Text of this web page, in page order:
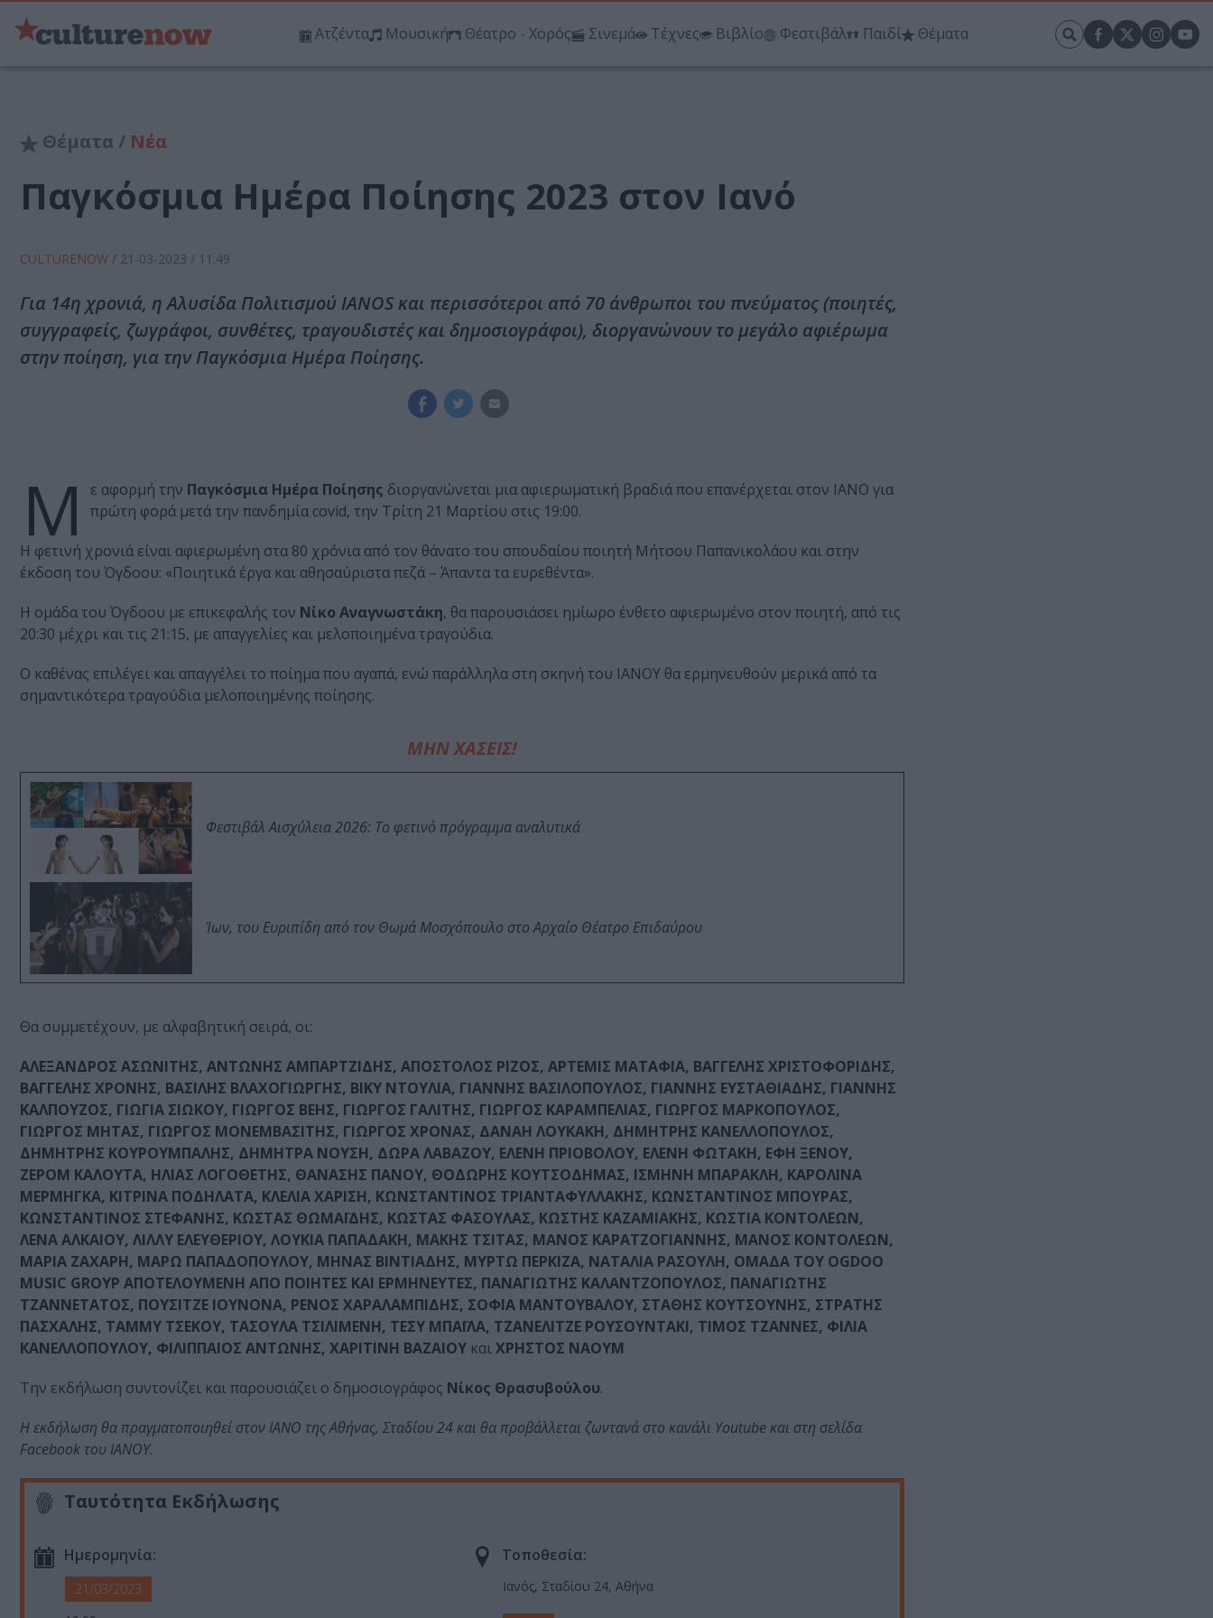
Ατζέντα Μουσική Θέατρο - Χορός Σινεμά Τέχνες Βιβλίο Φεστιβάλ Παιδί Θέματα
Θέματα / Νέα
Παγκόσμια Ημέρα Ποίησης 2023 στον Ιανό
CULTURENOW / 21-03-2023 / 11:49
Για 14η χρονιά, η Αλυσίδα Πολιτισμού IANOS και περισσότεροι από 70 άνθρωποι του πνεύματος (ποιητές,
συγγραφείς, ζωγράφοι, συνθέτες, τραγουδιστές και δημοσιογράφοι), διοργανώνουν το μεγάλο αφιέρωμα
στην ποίηση, για την Παγκόσμια Ημέρα Ποίησης.
Μ ε αφορμή την Παγκόσμια Ημέρα Ποίησης διοργανώνεται μια αφιερωματική βραδιά που επανέρχεται στον ΙΑΝΟ για
πρώτη φορά μετά την πανδημία covid, την Τρίτη 21 Μαρτίου στις 19:00.
Η φετινή χρονιά είναι αφιερωμένη στα 80 χρόνια από τον θάνατο του σπουδαίου ποιητή Μήτσου Παπανικολάου και στην
έκδοση του Όγδοου: «Ποιητικά έργα και αθησαύριστα πεζά – Άπαντα τα ευρεθέντα».
Η ομάδα του Όγδοου με επικεφαλής τον Νίκο Αναγνωστάκη, θα παρουσιάσει ημίωρο ένθετο αφιερωμένο στον ποιητή, από τις
20:30 μέχρι και τις 21:15, με απαγγελίες και μελοποιημένα τραγούδια.
Ο καθένας επιλέγει και απαγγέλει το ποίημα που αγαπά, ενώ παράλληλα στη σκηνή του ΙΑΝΟΥ θα ερμηνευθούν μερικά από τα
σημαντικότερα τραγούδια μελοποιημένης ποίησης.
ΜΗΝ ΧΑΣΕΙΣ!
Φεστιβάλ Αισχύλεια 2026: Το φετινό πρόγραμμα αναλυτικά
Ίων, του Ευριπίδη από τον Θωμά Μοσχόπουλο στο Αρχαίο Θέατρο Επιδαύρου
Θα συμμετέχουν, με αλφαβητική σειρά, οι:
ΑΛΕΞΑΝΔΡΟΣ ΑΣΩΝΙΤΗΣ, ΑΝΤΩNHΣ ΑΜΠΑΡΤΖΙΔΗΣ, ΑΠΟΣΤΟΛΟΣ ΡΙΖΟΣ, ΑΡΤΕΜΙΣ ΜΑΤΑΦΙΑ, ΒΑΓΓΕΛΗΣ ΧΡΙΣΤΟΦΟΡΙΔΗΣ,
ΒΑΓΓΕΛΗΣ ΧΡΟΝΗΣ, ΒΑΣΙΛΗΣ ΒΛΑΧΟΓΙΩΡΓΗΣ, ΒΙΚΥ ΝΤΟΥΛΙΑ, ΓΙΑΝΝΗΣ ΒΑΣΙΛΟΠΟΥΛΟΣ, ΓΙΑΝΝΗΣ ΕΥΣΤΑΘΙΑΔΗΣ, ΓΙΑΝΝΗΣ
ΚΑΛΠΟΥΖΟΣ, ΓΙΩΓΙΑ ΣΙΩΚΟΥ, ΓΙΩΡΓΟΣ ΒΕΗΣ, ΓΙΩΡΓΟΣ ΓΑΛΙΤΗΣ, ΓΙΩΡΓΟΣ ΚΑΡΑΜΠΕΛΙΑΣ, ΓΙΩΡΓΟΣ ΜΑΡΚΟΠΟΥΛΟΣ,
ΓΙΩΡΓΟΣ ΜΗΤΑΣ, ΓΙΩΡΓΟΣ ΜΟΝΕΜΒΑΣΙΤΗΣ, ΓΙΩΡΓΟΣ ΧΡΟΝΑΣ, ΔΑΝΑΗ ΛΟΥΚΑΚΗ, ΔΗΜΗΤΡΗΣ ΚΑΝΕΛΛΟΠΟΥΛΟΣ,
ΔΗΜΗΤΡΗΣ ΚΟΥΡΟΥΜΠΑΛΗΣ, ΔΗΜΗΤΡΑ ΝΟΥΣΗ, ΔΩΡΑ ΛΑΒΑΖΟΥ, ΕΛΕΝΗ ΠΡΙΟΒΟΛΟΥ, ΕΛΕΝΗ ΦΩΤΑΚΗ, ΕΦΗ ΞΕΝΟΥ,
ΖΕΡΟΜ ΚΑΛΟΥΤΑ, ΗΛΙΑΣ ΛΟΓΟΘΕΤΗΣ, ΘΑΝΑΣΗΣ ΠΑΝΟΥ, ΘΟΔΩΡΗΣ ΚΟΥΤΣΟΔΗΜΑΣ, ΙΣΜΗΝΗ ΜΠΑΡΑΚΛΗ, ΚΑΡΟΛΙΝΑ
ΜΕΡΜΗΓΚΑ, ΚΙΤΡΙΝΑ ΠΟΔΗΛΑΤΑ, ΚΛΕΛΙΑ ΧΑΡΙΣΗ, ΚΩΝΣΤΑΝΤΙΝΟΣ ΤΡΙΑΝΤΑΦΥΛΛΑΚΗΣ, ΚΩΝΣΤΑΝΤΙΝΟΣ ΜΠΟΥΡΑΣ,
ΚΩΝΣΤΑΝΤΙΝΟΣ ΣΤΕΦΑΝΗΣ, ΚΩΣΤΑΣ ΘΩΜΑΪΔΗΣ, ΚΩΣΤΑΣ ΦΑΣΟΥΛΑΣ, ΚΩΣΤΗΣ ΚΑΖΑΜΙΑΚΗΣ, ΚΩΣΤΙΑ ΚΟΝΤΟΛΕΩΝ,
ΛΕΝΑ ΑΛΚΑΙΟΥ, ΛΙΛΛΥ ΕΛΕΥΘΕΡΙΟΥ, ΛΟΥΚΙΑ ΠΑΠΑΔΑΚΗ, ΜΑΚΗΣ ΤΣΙΤΑΣ, ΜΑΝΟΣ ΚΑΡΑΤΖΟΓΙΑΝΝΗΣ, ΜΑΝΟΣ ΚΟΝΤΟΛΕΩΝ,
ΜΑΡΙΑ ΖΑΧΑΡΗ, ΜΑΡΩ ΠΑΠΑΔΟΠΟΥΛΟΥ, ΜΗΝΑΣ ΒΙΝΤΙΑΔΗΣ, ΜΥΡΤΩ ΠΕΡΚΙΖΑ, ΝΑΤΑΛΙΑ ΡΑΣΟΥΛΗ, ΟΜΑΔΑ ΤΟΥ OGDOO
MUSIC GROYP ΑΠΟΤΕΛΟΥΜΕΝΗ ΑΠΟ ΠΟΙΗΤΕΣ ΚΑΙ ΕΡΜΗΝΕΥΤΕΣ, ΠΑΝΑΓΙΩΤΗΣ ΚΑΛΑΝΤΖΟΠΟΥΛΟΣ, ΠΑΝΑΓΙΩΤΗΣ
ΤΖΑΝΝΕΤΑΤΟΣ, ΠΟΥΣΙΤΖΕ ΙΟΥΝΟΝΑ, ΡΕΝΟΣ ΧΑΡΑΛΑΜΠΙΔΗΣ, ΣΟΦΙΑ ΜΑΝΤΟΥΒΑΛΟΥ, ΣΤΑΘΗΣ ΚΟΥΤΣΟΥΝΗΣ, ΣΤΡΑΤΗΣ
ΠΑΣΧΑΛΗΣ, ΤΑΜΜΥ ΤΣΕΚΟΥ, ΤΑΣΟΥΛΑ ΤΣΙΛΙΜΕΝΗ, ΤΕΣΥ ΜΠΑΪΛΑ, ΤΖΑΝΕΛΙΤΖΕ ΡΟΥΣΟΥΝΤΑΚΙ, ΤΙΜΟΣ ΤΖΑΝΝΕΣ, ΦΙΛΙΑ
ΚΑΝΕΛΛΟΠΟΥΛΟΥ, ΦΙΛΙΠΠΑΙΟΣ ΑΝΤΩΝΗΣ, ΧΑΡΙΤΙΝΗ ΒΑΖΑΙΟΥ καιΧΡΗΣΤΟΣ ΝΑΟΥΜ
Την εκδήλωση συντονίζει και παρουσιάζει ο δημοσιογράφος Νίκος Θρασυβούλου.
Η εκδήλωση θα πραγματοποιηθεί στον ΙΑΝΟ της Αθήνας, Σταδίου 24 και θα προβάλλεται ζωντανά στο κανάλι Youtube και στη σελίδα
Facebook του ΙΑΝΟΥ.
Ταυτότητα Εκδήλωσης
Ημερομηνία:
21/03/2023
Τοποθεσία:
Ιανός, Σταδίου 24, Αθήνα